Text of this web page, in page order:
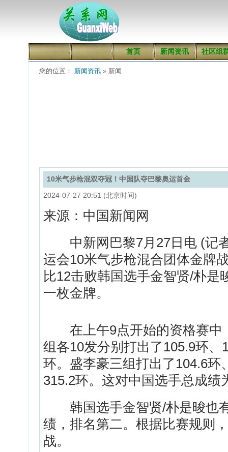
首页 新闻资讯 社区组
您的位置： 新闻资讯» 新闻
10米气步枪混双夺冠！中国队夺巴黎奥运首金
2024-07-27 20:51 (北京时间)
来源：中国新闻网
中新网巴黎7月27日电 (记
运会10米气步枪混合团体金牌
比12击败韩国选手金智贤/朴
一枚金牌。
在上午9点开始的资格赛中
组各10发分别打出了105.9环
环。盛李豪三组打出了104.6环
315.2环。这对中国选手总成
韩国选手金智贤/朴是晙也
绩，排名第二。根据比赛规则
战。